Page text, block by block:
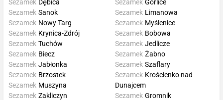
Sezamek Dębica
Sezamek Sanok
Sezamek Nowy Targ
Sezamek Gorlice
Sezamek Limanowa
Sezamek Myślenice
Sezamek Krynica-Zdrój
Sezamek Tuchów
Sezamek Biecz
Sezamek Jabłonka
Sezamek Bobowa
Sezamek Jedlicze
Sezamek Żabno
Sezamek Szaflary
Sezamek Brzostek
Sezamek Muszyna
Sezamek Zakliczyn
Sezamek Krościenko nad
Dunajcem
Sezamek Gromnik